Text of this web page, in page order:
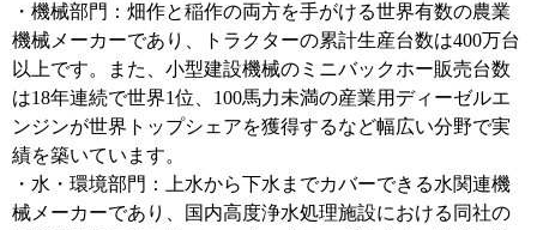
・機械部門：畑作と稲作の両方を手がける世界有数の農業
機械メーカーであり、トラクターの累計生産台数は400万台
以上です。また、小型建設機械のミニバックホー販売台数
は18年連続で世界1位、100馬力未満の産業用ディーゼルエ
ンジンが世界トップシェアを獲得するなど幅広い分野で実
績を築いています。
・水・環境部門：上水から下水までカバーできる水関連機
械メーカーであり、国内高度浄水処理施設における同社の